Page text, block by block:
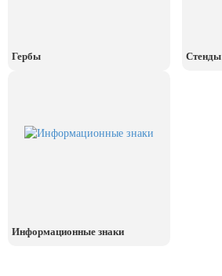
День рыбака (второе воскресенье
июля)
28 июля, День Крещения Руси
Гербы Стенды
Информационные знаки